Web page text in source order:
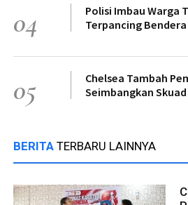
04
Polisi Imbau Warga
Terpancing
05
Chelsea Tambah
Seimbangkan Skuad
BERITA TERBARU LAINNYA